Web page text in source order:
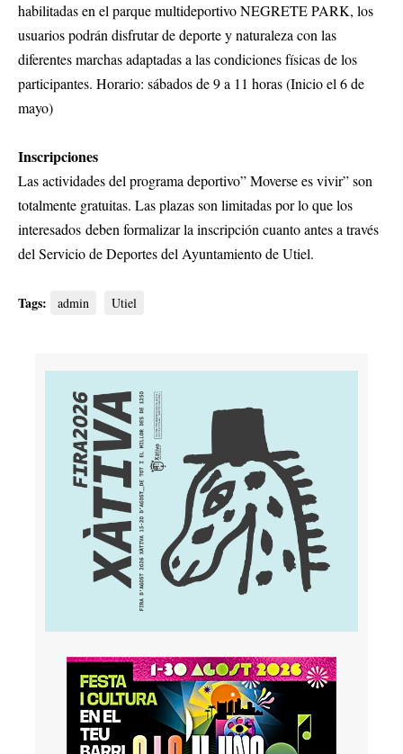
habilitadas en el parque multideportivo NEGRETE PARK, los
usuarios podrán disfrutar de deporte y naturaleza con las
diferentes marchas adaptadas a las condiciones físicas de los
participantes. Horario: sábados de 9 a 11 horas (Inicio el 6 de
mayo)
Inscripciones
Las actividades del programa deportivo” Moverse es vivir” son
totalmente gratuitas. Las plazas son limitadas por lo que los
interesados deben formalizar la inscripción cuanto antes a través
del Servicio de Deportes del Ayuntamiento de Utiel.
Tags: admin Utiel